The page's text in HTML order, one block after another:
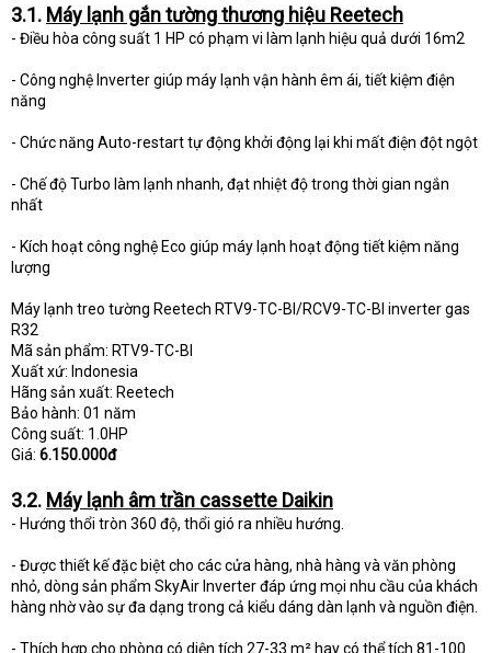
3.1. Máy lạnh gắn tường thương hiệu Reetech
- Điều hòa công suất 1 HP có phạm vi làm lạnh hiệu quả dưới 16m2
- Công nghệ Inverter giúp máy lạnh vận hành êm ái, tiết kiệm điện
năng
- Chức năng Auto-restart tự động khởi động lại khi mất điện đột ngột
- Chế độ Turbo làm lạnh nhanh, đạt nhiệt độ trong thời gian ngắn
nhất
- Kích hoạt công nghệ Eco giúp máy lạnh hoạt động tiết kiệm năng
lượng
Máy lạnh treo tường Reetech RTV9-TC-BI/RCV9-TC-BI inverter gas
R32
Mã sản phẩm: RTV9-TC-BI
Xuất xứ: Indonesia
Hãng sản xuất: Reetech
Bảo hành: 01 năm
Công suất: 1.0HP
Giá: 6.150.000đ
3.2. Máy lạnh âm trần cassette Daikin
- Hướng thổi tròn 360 độ, thổi gió ra nhiều hướng.
- Được thiết kế đặc biệt cho các cửa hàng, nhà hàng và văn phòng
nhỏ, dòng sản phẩm SkyAir Inverter đáp ứng mọi nhu cầu của khách
hàng nhờ vào sự đa dạng trong cả kiểu dáng dàn lạnh và nguồn điện.
- Thích hợp cho phòng có diện tích 27-33 m² hay có thể tích 81-100